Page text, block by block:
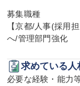
募集職種
【京都/人事(採用
へ/管理部門強化
求めている人
必要な経験・能力